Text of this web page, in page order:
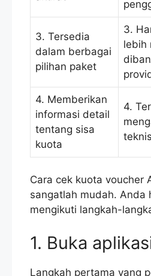
3. Tersedia
dalam berbagai
pilihan paket
3.
lebih
4. Memberikan
informasi detail
tentang sisa
kuota
4.
teknis
Cara cek kuota voucher
sangatlah mudah. Anda
mengikuti langkah-
1. Buka
Langkah pertama yang